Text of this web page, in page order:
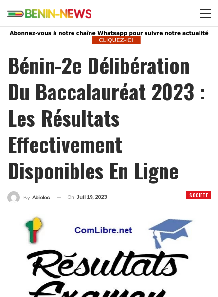
Bénin-2e Délibération
Du Baccalauréat 2023 :
Les Résultats
Effectivement
Disponibles En Ligne
SOCIETE
By Abiolos On Juil 19, 2023